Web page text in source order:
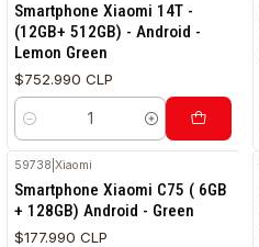
Smartphone Xiaomi 14T -
(12GB+ 512GB) - Android -
Lemon Green
$752.990 CLP
Cantidad
59738 |Xiaomi
Smartphone Xiaomi C75 ( 6GB
+ 128GB) Android - Green
$177.990 CLP